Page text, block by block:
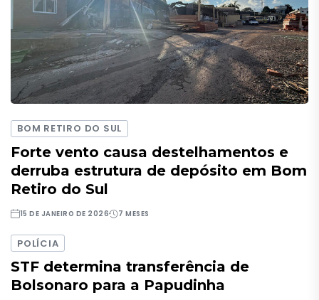
BOM RETIRO DO SUL
Forte vento causa destelhamentos e
derruba estrutura de depósito em Bom
Retiro do Sul
15 DE JANEIRO DE 2026 7 MESES
POLÍCIA
STF determina transferência de
Bolsonaro para a Papudinha